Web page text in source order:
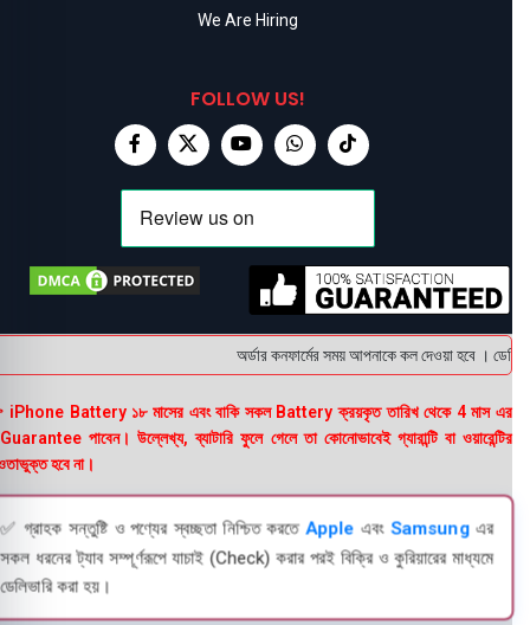
We Are Hiring
FOLLOW US!
অর্ডার কনফার্মের সময় আপনাকে কল দেওয়া হবে ।
Battery ১৮ মাসের এবং বাকি সকল Battery ক্রয়কৃত তারিখ থেকে 4 মাস এর
পাবেন। উল্লেখ্য, ব্যাটারি ফুলে গেলে তা কোনোভাবেই গ্যারান্টি বা ওয়ারেন্টির
হবে না।
✅ গ্রাহক সন্তুষ্টি ও পণ্যের স্বচ্ছতা নিশ্চিত করতে Appleএবং Samsungএর
সকল ধরনের ট্যাব সম্পূর্ণরূপে যাচাই (Check) করার পরই বিক্রি ও কুরিয়ারের মাধ্যমে
ডেলিভারি করা হয়।